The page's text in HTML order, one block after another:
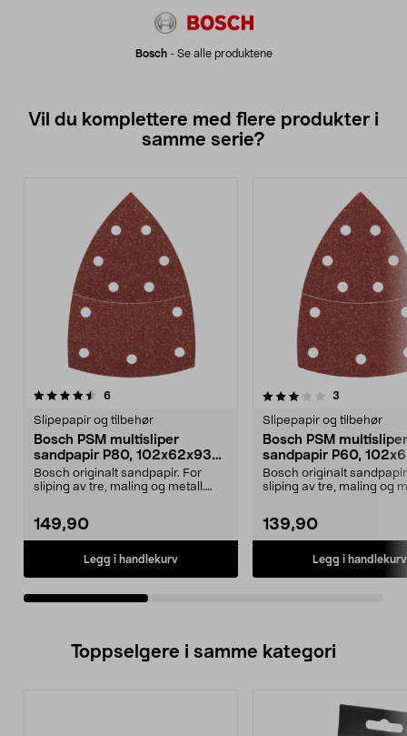
Bosch- Se alle produktene
Vil du komplettere med flere produkter i
samme serie?
6anmeldelser
Slipepapir og tilbehør
Bosch PSM multisliper
sandpapir P80, 102x62x93
mm, 10-pakning
Bosch originalt sandpapir. For
sliping av tre, maling og metall.
149,90
Legg i handlekurv
3.5av 5 stjerner 3
Slipepapir og tilbehør
Bosch PSM multisliper
sandpapir P60,
mm, 10-pakning
Bosch originalt
sliping av tre, maling og
139,90
Legg i handlekurv
5.0av 5 stjerner
Toppselgere i samme kategori